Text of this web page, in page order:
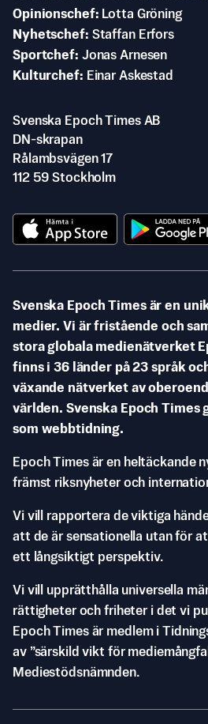
Opinionschef
Lotta Gröning
Nyhetschef Staffan Erfors
Sportchef Jonas Arnesen
Kulturchef
Einar Askestad
Svenska Epoch Times AB
DN-skrapan
Rålambsvägen 17
112 59 Stockholm
Svenska Epoch Times är en
medier. Vi är fristående och
stora globala medienätverket
finns i 36 länder på 23 språk
växande nätverket av
världen. Svenska Epoch Times
som webbtidning.
Epoch Times är en heltäckande
främst riksnyheter och
Vi vill rapportera de viktiga
att de är sensationella utan för
ett långsiktigt perspektiv.
Vi vill upprätthålla universella
rättigheter och friheter i det vi
Epoch Times är medlem i
av ”särskild vikt för
Mediestödsnämnden.